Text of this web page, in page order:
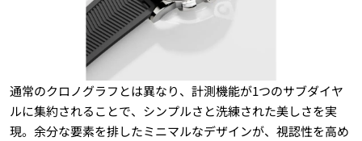
通常のクロノグラフとは異なり、計測機能が1つのサブダイヤ
ルに集約されることで、シンプルさと洗練された美しさを実
現。余分な要素を排したミニマルなデザインが、視認性を高め